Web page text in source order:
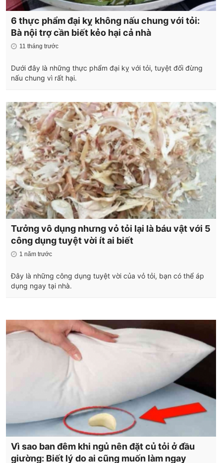
6 thực phẩm đại kỵ không nấu chung với tỏi:
Bà nội trợ cần biết kẻo hại cả nhà
11 tháng trước
Dưới đây là những thực phẩm đại kỵ với tỏi, tuyệt đối đừng
nấu chung vì rất hại.
Tưởng vô dụng nhưng vỏ tỏi lại là báu vật với 5
công dụng tuyệt vời ít ai biết
1 năm trước
Đây là những công dụng tuyệt vời của vỏ tỏi, bạn có thể áp
dụng ngay tại nhà.
Vì sao ban đêm khi ngủ nên đặt củ tỏi ở đầu
giường: Biết lý do ai cũng muốn làm ngay